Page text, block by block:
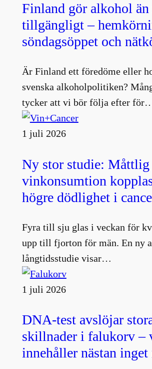
Finland gör alkohol än
tillgängligt –
söndagsöppet och
Är Finland ett föredöme eller
svenska alkoholpolitiken?
tycker att vi bör följa efter
1 juli 2026
Ny stor studie: Måttlig
vinkonsumtion
högre dödlighet i
Fyra till sju glas i veckan för
upp till fjorton för män. En ny
långtidsstudie visar…
1 juli 2026
DNA-test avslöjar
skillnader i falukorv –
innehåller nästan